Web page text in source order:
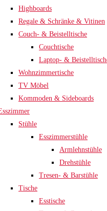
Highboards
Regale & Schränke & Vitinen
Couch- & Beistelltische
Couchtische
Laptop- &
Wohnzimmertische
TV Möbel
Kommoden & Sideboards
Stühle
Esszimmerstühle
Armlehnstühle
Drehstühle
Tresen- & Barstühle
Tische
Esstische